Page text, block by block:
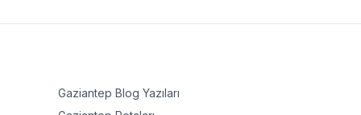
Gaziantep Blog Yazıları